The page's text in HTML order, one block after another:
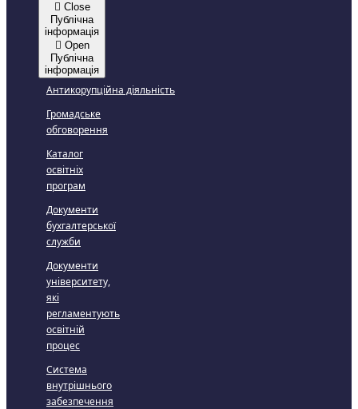
Close
Публічна
інформація
Open
Публічна
інформація
Антикорупційна діяльність
Громадське
обговорення
Каталог
освітніх
програм
Документи
бухгалтерської
служби
Документи
університету,
які
регламентують
освітній
процес
Система
внутрішнього
забезпечення